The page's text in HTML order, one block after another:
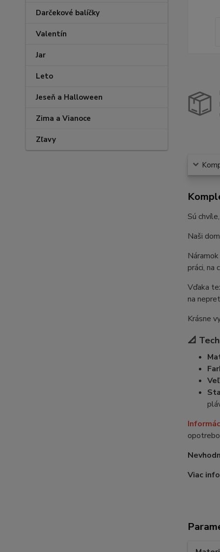
Darčekové balíčky
Valentín
Jar
Leto
Jeseň a Halloween
Zima a Vianoce
Zľavy
Sú
Naši
Náramok
práci, na
Vďaka
na
Krásne
📐
Viac info